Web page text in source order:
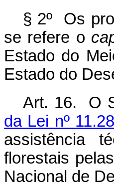
§ 2º Os
se refere o
Estado do
Estado do
Art. 16. O
da Lei nº
assistência
florestais
Nacional de